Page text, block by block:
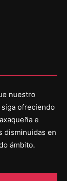
nuestro
ofreciendo
e
disminuidas en
ámbito.